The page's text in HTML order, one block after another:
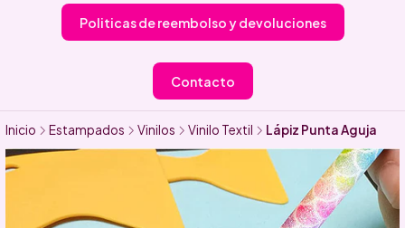
Politicas de reembolso y devoluciones
Contacto
Inicio Estampados Vinilos Vinilo Textil Lápiz Punta Aguja